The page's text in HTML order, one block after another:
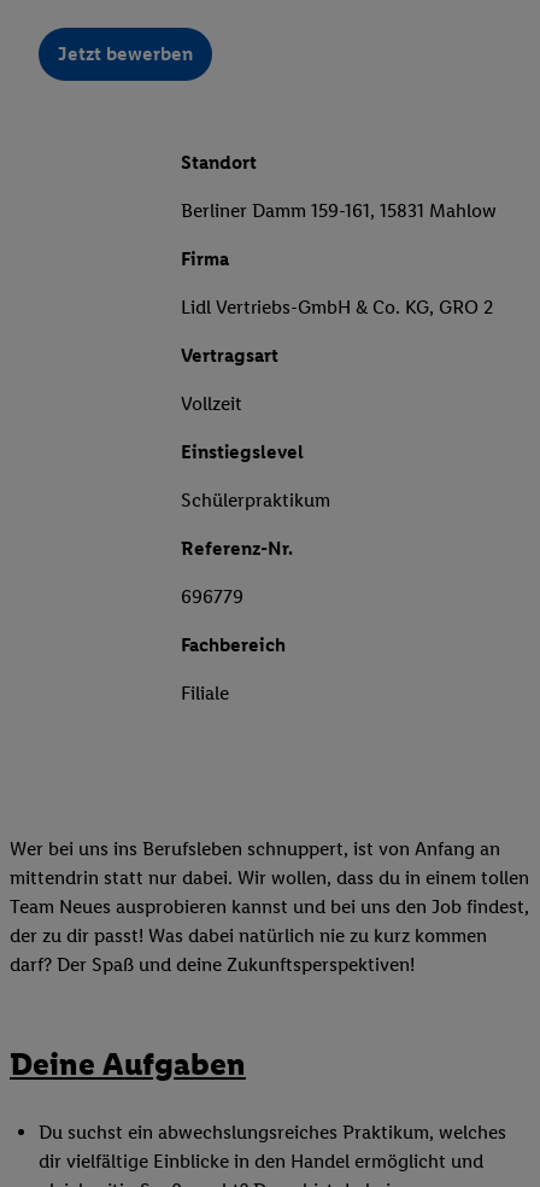
Jetzt bewerben
Standort
Berliner Damm 159-161, 15831 Mahlow
Firma
Lidl Vertriebs-GmbH & Co. KG, GRO 2
Vertragsart
Vollzeit
Einstiegslevel
Schülerpraktikum
Referenz-Nr.
696779
Fachbereich
Filiale
Wer bei uns ins Berufsleben schnuppert, ist von Anfang an
mittendrin statt nur dabei. Wir wollen, dass du in einem tollen
Team Neues ausprobieren kannst und bei uns den Job findest,
der zu dir passt! Was dabei natürlich nie zu kurz kommen
darf? Der Spaß und deine Zukunftsperspektiven!
Deine Aufgaben
Du suchst ein abwechslungsreiches Praktikum, welches
dir vielfältige Einblicke in den Handel ermöglicht und